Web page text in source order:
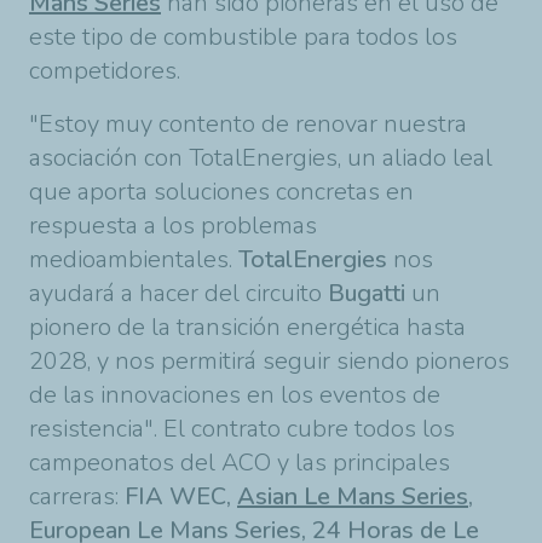
este tipo de combustible para todos los
competidores.
"Estoy muy contento de renovar nuestra
asociación con TotalEnergies, un aliado leal
que aporta soluciones concretas en
respuesta a los problemas
medioambientales. TotalEnergies nos
ayudará a hacer del circuito Bugatti un
pionero de la transición energética hasta
2028, y nos permitirá seguir siendo pioneros
de las innovaciones en los eventos de
resistencia". El contrato cubre todos los
campeonatos del ACO y las principales
carreras: FIA WEC, Asian Le Mans Series,
European Le Mans Series, 24 Horas de Le